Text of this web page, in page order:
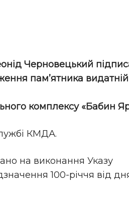
Черновецький
пам’ятника видатній
комплексу «Бабин
КМДА.
на виконання Указу
100-річчя від